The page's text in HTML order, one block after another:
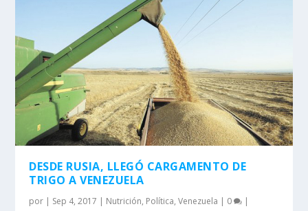
DESDE RUSIA, LLEGÓ CARGAMENTO DE
TRIGO A VENEZUELA
por | Sep 4, 2017 | Nutrición, Política,Venezuela | 0 |